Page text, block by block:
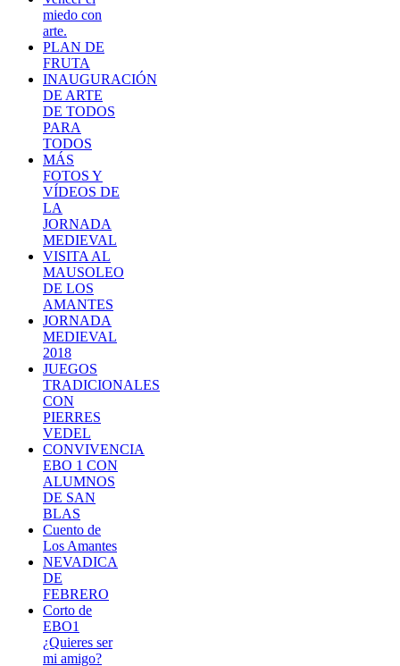
miedo con
arte.
PLAN DE
FRUTA
INAUGURACIÓN
DE ARTE
DE TODOS
PARA
TODOS
MÁS
FOTOS Y
VÍDEOS DE
LA
JORNADA
MEDIEVAL
VISITA AL
MAUSOLEO
DE LOS
AMANTES
JORNADA
MEDIEVAL
2018
JUEGOS
TRADICIONALES
CON
PIERRES
VEDEL
CONVIVENCIA
EBO 1 CON
ALUMNOS
DE SAN
BLAS
Cuento de
Los Amantes
NEVADICA
DE
FEBRERO
Corto de
EBO1
¿Quieres ser
mi amigo?